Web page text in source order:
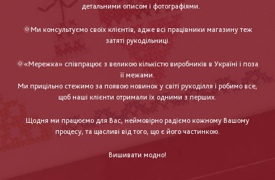
детальними описом і фотографіями.
🌞Ми консультуємо своїх клієнтів, адже всі працівники магазину теж
затяті рукодільниці.
🌞«Мережка» співпрацює з великою кількістю виробників в Україні і поза
її межами.
Ми прицільно стежимо за появою новинок у світі рукоділля і робимо все,
щоб наші клієнти отримали їх одними з перших.
Щодня ми працюємо для Вас, неймовірно радіємо кожному Вашому
процесу, та щасливі від того, що є його частинкою.
Вишивати модно!